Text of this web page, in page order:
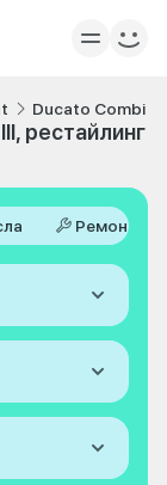
Ducato Combi
рестайлинг
Ремонт